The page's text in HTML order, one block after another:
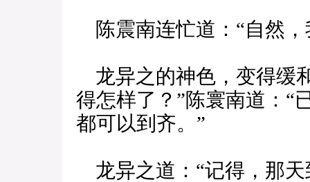
陈震南连忙道：“自然，
龙异之的神色，变得缓
得怎样了？”陈寰南道：“
都可以到齐。”
龙异之道：“记得，那